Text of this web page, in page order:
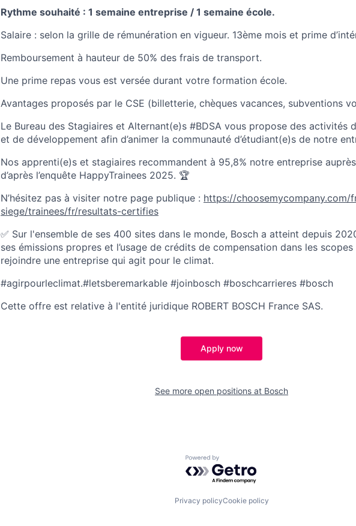
Rythme souhaité : 1 semaine entreprise / 1 semaine école.
Salaire : selon la grille de rémunération en vigueur. 13ème mois et prime
Remboursement à hauteur de 50% des frais de transport.
Une prime repas vous est versée durant votre formation école.
Avantages proposés par le CSE (billetterie, chèques vacances, subventions
Le Bureau des Stagiaires et Alternant(e)s #BDSA vous propose des activités
et de développement afin d’animer la communauté d’étudiant(e)s de notre
Nos apprenti(e)s et stagiaires recommandent à 95,8% notre entreprise
d’après l’enquête HappyTrainees 2025. 🏆
N’hésitez pas à visiter notre page publique : https://choosemycompany.com/
siege/trainees/fr/resultats-certifies
✅ Sur l'ensemble de ses 400 sites dans le monde, Bosch a atteint depuis
ses émissions propres et l’usage de crédits de compensation dans les scopes
rejoindre une entreprise qui agit pour le climat.
#agirpourleclimat.#letsberemarkable #joinbosch #boschcarrieres #bosch
Cette offre est relative à l'entité juridique ROBERT BOSCH France SAS.
Apply now
See more open positions at Bosch
Powered by Getro.com
Privacy policyCookie policy